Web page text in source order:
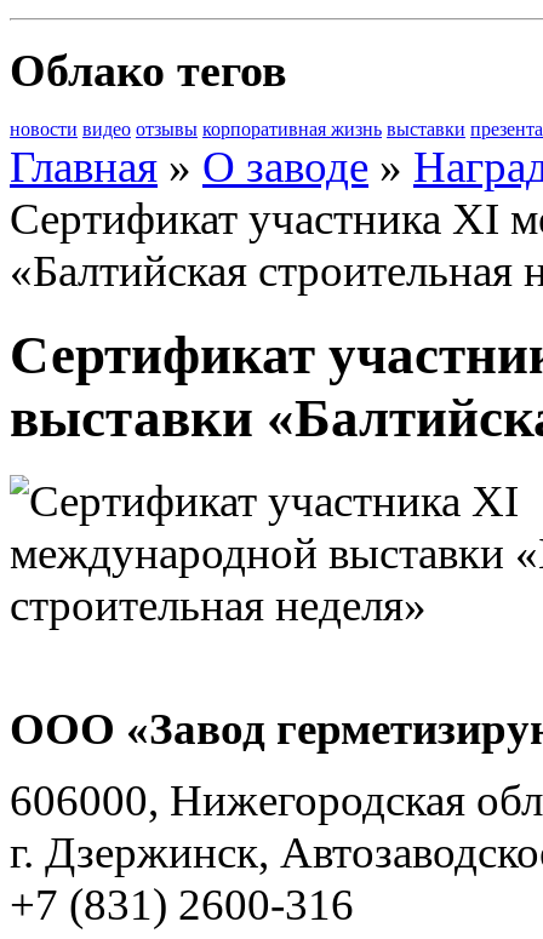
Облако тегов
новости видео отзывы корпоративная жизнь выставки
Главная » О заводе »
Сертификат участника XI
«Балтийская строительная
Сертификат
выставки
ООО «Завод
606000, Нижегородская
г. Дзержинск,
+7 (831) 2600-316